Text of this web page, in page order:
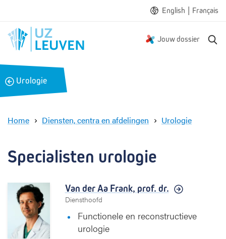
English | Français
Jouw dossier
B
a
k
Urologie
Home Diensten, centra en afdelingen Urologie
s
Specialisten urologie
Van der Aa Frank, prof. dr.
Diensthoofd
Functionele en reconstructieve
urologie